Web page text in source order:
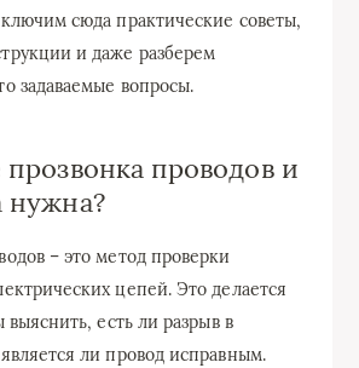
сюда практические советы,
и даже разберем
задаваемые вопросы.
прозвонка проводов и
нужна?
– это метод проверки
цепей. Это делается
выяснить, есть ли разрыв в
ли провод исправным.